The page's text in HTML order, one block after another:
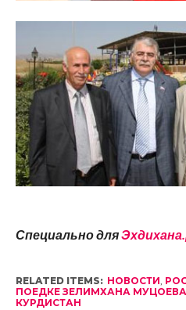
Специально для
RELATED ITEMS: НОВОСТИ,
ПОЕДКЕ ЗЕЛИМХАНА
КУРДИСТАН